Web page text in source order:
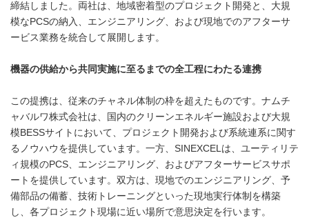
締結しました。両社は、地域密着型のプロジェクト開発と、大規
模なPCSの納入、エンジニアリング、および現地でのアフターサ
ービス業務を統合して展開します。
機器の供給から共同実施に至るまでの全工程にわたる連携
この提携は、従来のチャネル体制の枠を超えたものです。ナムチ
ャバルワ株式会社は、国内のクリーンエネルギー施設および大規
模BESSサイトにおいて、プロジェクト開発および系統連系に関す
るノウハウを提供しています。一方、SINEXCELは、ユーティリテ
ィ規模のPCS、エンジニアリング、およびアフターサービスサポ
ートを提供しています。双方は、現地でのエンジニアリング、予
備部品の備蓄、技術トレーニングといった現地実行体制を構築
し、各プロジェクト現場に近い場所で意思決定を行います。